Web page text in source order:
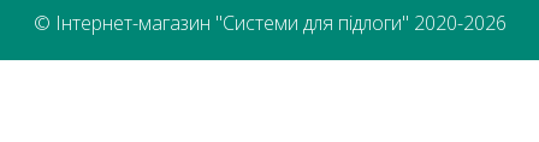
© Інтернет-магазин "Системи для підлоги" 2020-2026